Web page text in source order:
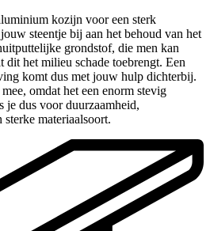
kozijn voor een sterk
steentje bij aan het behoud van het
grondstof, die men kan
het milieu schade toebrengt. Een
komt dus met jouw hulp dichterbij.
omdat het een enorm stevig
je dus voor duurzaamheid,
materiaalsoort.